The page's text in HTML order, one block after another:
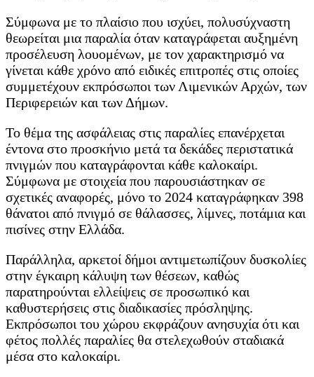
Σύμφωνα με το πλαίσιο που ισχύει, πολυσύχναστη
θεωρείται μια παραλία όταν καταγράφεται αυξημένη
προσέλευση λουομένων, με τον χαρακτηρισμό να
γίνεται κάθε χρόνο από ειδικές επιτροπές στις οποίες
συμμετέχουν εκπρόσωποι των Λιμενικών Αρχών, των
Περιφερειών και των Δήμων.
Το θέμα της ασφάλειας στις παραλίες επανέρχεται
έντονα στο προσκήνιο μετά τα δεκάδες περιστατικά
πνιγμών που καταγράφονται κάθε καλοκαίρι.
Σύμφωνα με στοιχεία που παρουσιάστηκαν σε
σχετικές αναφορές, μόνο το 2024 καταγράφηκαν 398
θάνατοι από πνιγμό σε θάλασσες, λίμνες, ποτάμια και
πισίνες στην Ελλάδα.
Παράλληλα, αρκετοί δήμοι αντιμετωπίζουν δυσκολίες
στην έγκαιρη κάλυψη των θέσεων, καθώς
παρατηρούνται ελλείψεις σε προσωπικό και
καθυστερήσεις στις διαδικασίες πρόσληψης.
Εκπρόσωποι του χώρου εκφράζουν ανησυχία ότι και
φέτος πολλές παραλίες θα στελεχωθούν σταδιακά
μέσα στο καλοκαίρι.